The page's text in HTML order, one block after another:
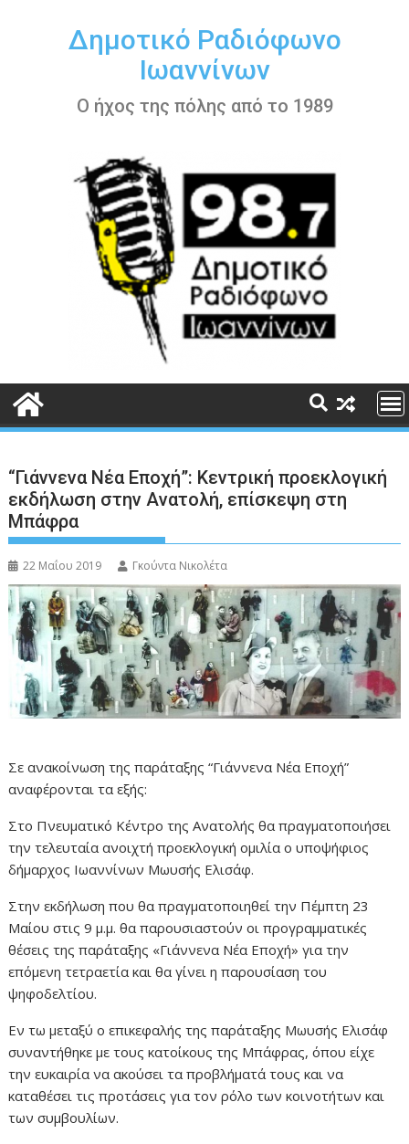
περιεχόμενοΔημοτικό Ραδιόφωνο
Ιωαννίνων
Ο ήχος της πόλης από το 1989
“Γιάννενα Νέα Εποχή”: Κεντρική προεκλογική
εκδήλωση στην Ανατολή, επίσκεψη στη
Μπάφρα
22 Μαΐου 2019 Γκούντα Νικολέτα
Σε ανακοίνωση της παράταξης “Γιάννενα Νέα Εποχή”
αναφέρονται τα εξής:
Στο Πνευματικό Κέντρο της Ανατολής θα πραγματοποιήσει
την τελευταία ανοιχτή προεκλογική ομιλία ο υποψήφιος
δήμαρχος Ιωαννίνων Μωυσής Ελισάφ.
Στην εκδήλωση που θα πραγματοποιηθεί την Πέμπτη 23
Μαίου στις 9 μ.μ. θα παρουσιαστούν οι προγραμματικές
θέσεις της παράταξης «Γιάννενα Νέα Εποχή» για την
επόμενη τετραετία και θα γίνει η παρουσίαση του
ψηφοδελτίου.
Εν τω μεταξύ ο επικεφαλής της παράταξης Μωυσής Ελισάφ
συναντήθηκε με τους κατοίκους της Μπάφρας, όπου είχε
την ευκαιρία να ακούσει τα προβλήματά τους και να
καταθέσει τις προτάσεις για τον ρόλο των κοινοτήτων και
των συμβουλίων.